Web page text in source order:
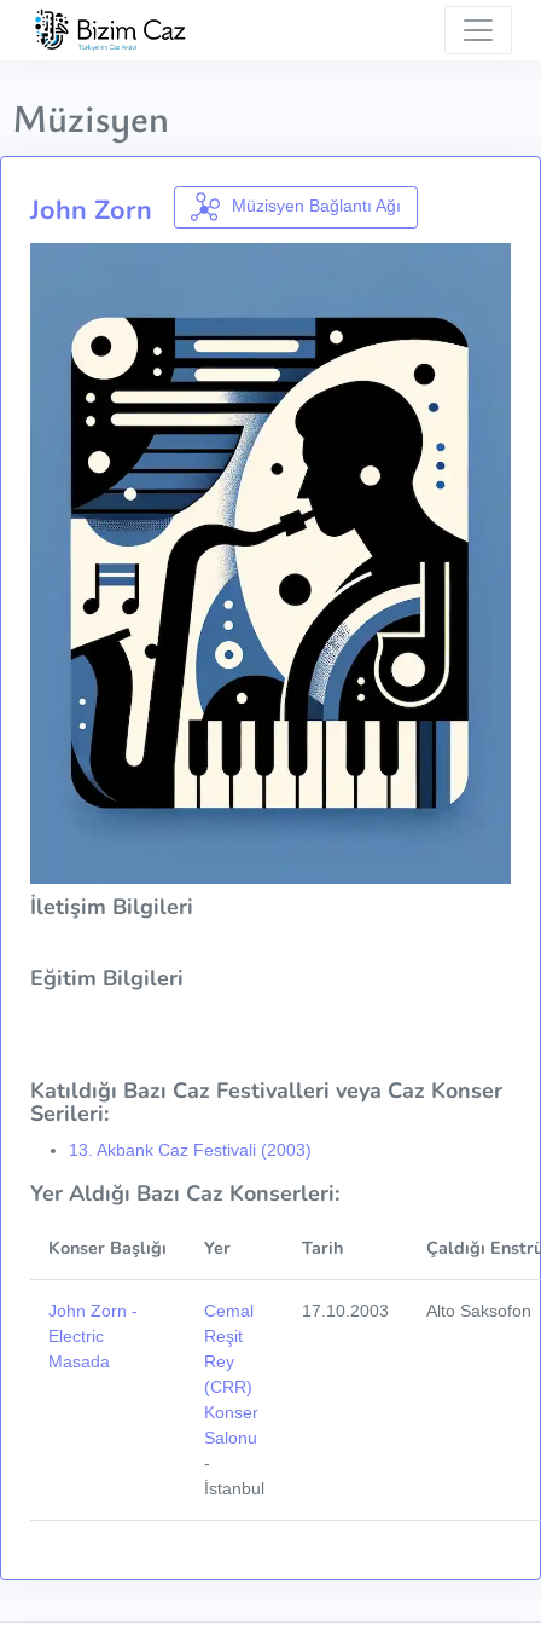
Müzisyen
John Zorn Müzisyen Bağlantı Ağı
İletişim Bilgileri
Eğitim Bilgileri
Katıldığı Bazı Caz Festivalleri veya Caz Konser
Serileri:
13. Akbank Caz Festivali (2003)
Yer Aldığı Bazı Caz Konserleri:
Konser Başlığı Yer Tarih Çaldığı
John Zorn -
Electric
Masada
Cemal
Reşit
Rey
(CRR)
Konser
Salonu
-
İstanbul
17.10.2003 Alto Saksofon